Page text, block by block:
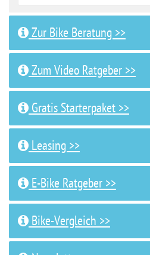
Zur Bike Beratung >>
Zum Video Ratgeber >>
Gratis Starterpaket >>
Leasing >>
E-Bike Ratgeber >>
Bike-Vergleich >>